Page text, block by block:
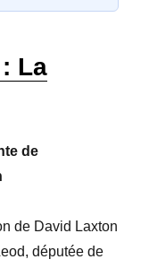
La
de
de David Laxton
, députée de